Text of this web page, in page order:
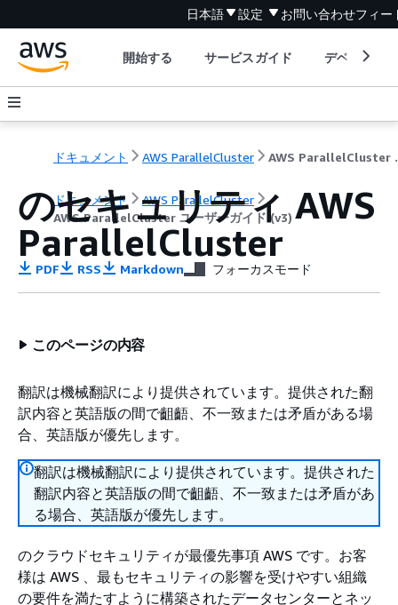
日本語 設定 お問い合わせフィー
開始する サービスガイド デベロッパ
ドキュメント AWS ParallelCluster AWS
ドキュメント
AWS ParallelCluster
AWS ParallelCluster ユーザーガイド (v3)
のセキュリティ AWS
ParallelCluster
PDF RSS Markdown フォーカスモード
このページの内容
翻訳は機械翻訳により提供されています。提供された翻
訳内容と英語版の間で齟齬、不一致または矛盾がある場
合、英語版が優先します。
翻訳は機械翻訳により提供されています。提供された
翻訳内容と英語版の間で齟齬、不一致または矛盾があ
る場合、英語版が優先します。
のクラウドセキュリティが最優先事項 AWS です。お客
様は AWS 、最もセキュリティの影響を受けやすい組織
の要件を満たすように構築されたデータセンターとネッ